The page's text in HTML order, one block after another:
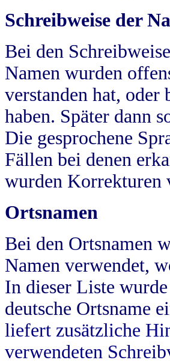
Schreibweise der
Bei den
Namen wurden
verstanden hat, oder
haben. Später dann
Die gesprochene
Fällen bei denen
wurden Korrekturen
Ortsnamen
Bei den Ortsnamen
Namen verwendet,
In dieser Liste
deutsche Ortsname
liefert zusätzliche
verwendeten